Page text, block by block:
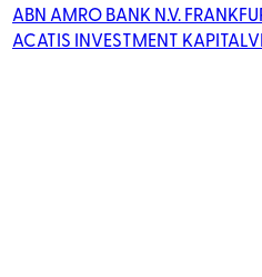
ABN AMRO BANK N.V.
ACATIS INVESTMENT